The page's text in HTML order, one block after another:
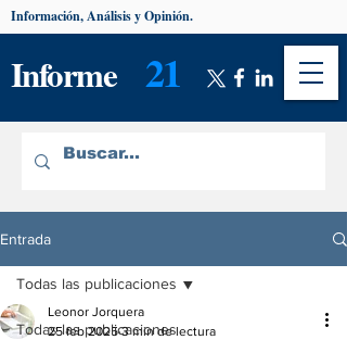
Informe 21
Información, Análisis y Opinión.
Entrada
Todas las publicaciones
Todas las publicaciones
Leonor Jorquera
25 feb 2025 3 min de lectura